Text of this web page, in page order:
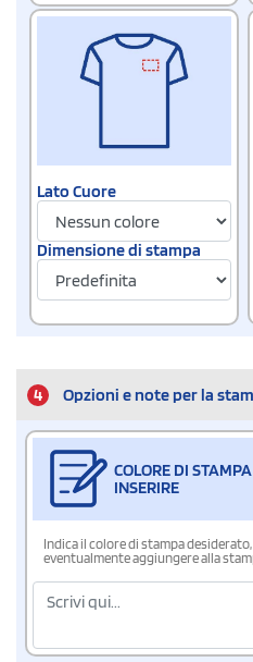
Lato Cuore
Dimensione di stampa
4 Opzioni e note per la
COLORE DI
INSERIRE
Indica il colore di stampa
eventualmente aggiungere alla